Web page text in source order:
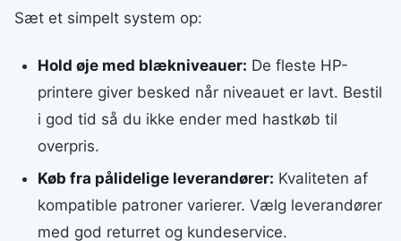
Sæt et simpelt system op:
Hold øje med blækniveauer: De fleste HP-
printere giver besked når niveauet er lavt. Bestil
i god tid så du ikke ender med hastkøb til
overpris.
Køb fra pålidelige leverandører: Kvaliteten af
kompatible patroner varierer. Vælg leverandører
med god returret og kundeservice.